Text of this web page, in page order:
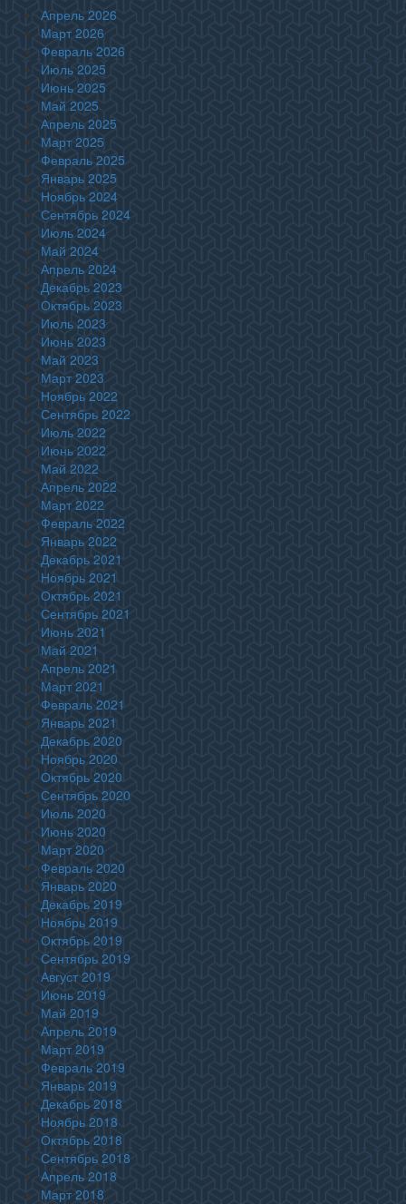
Апрель 2026
Март 2026
Февраль 2026
Июль 2025
Июнь 2025
Май 2025
Апрель 2025
Март 2025
Февраль 2025
Январь 2025
Ноябрь 2024
Сентябрь 2024
Июль 2024
Май 2024
Апрель 2024
Декабрь 2023
Октябрь 2023
Июль 2023
Июнь 2023
Май 2023
Март 2023
Ноябрь 2022
Сентябрь 2022
Июль 2022
Июнь 2022
Май 2022
Апрель 2022
Март 2022
Февраль 2022
Январь 2022
Декабрь 2021
Ноябрь 2021
Октябрь 2021
Сентябрь 2021
Июнь 2021
Май 2021
Апрель 2021
Март 2021
Февраль 2021
Январь 2021
Декабрь 2020
Ноябрь 2020
Октябрь 2020
Сентябрь 2020
Июль 2020
Июнь 2020
Март 2020
Февраль 2020
Январь 2020
Декабрь 2019
Ноябрь 2019
Октябрь 2019
Сентябрь 2019
Август 2019
Июнь 2019
Май 2019
Апрель 2019
Март 2019
Февраль 2019
Январь 2019
Декабрь 2018
Ноябрь 2018
Октябрь 2018
Сентябрь 2018
Апрель 2018
Март 2018